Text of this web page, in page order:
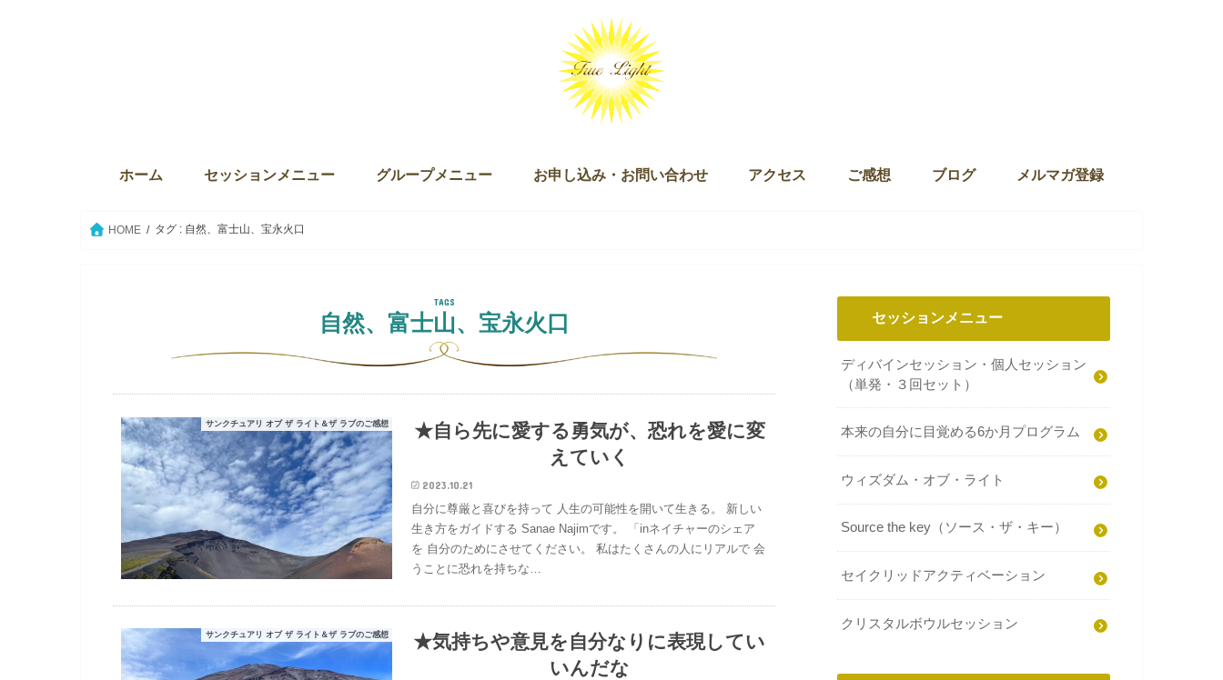
ホーム セッションメニュー グループメニュー お申し込み・お問い合わせ アクセス ご感想 ブログ メルマガ登録
HOME タグ : 自然、富士山、宝永火口
自然、富士山、宝永火口
サンクチュアリ オブ ザ ライト＆ザ ラブのご感想
★自ら先に愛する勇気が、恐れを愛に変
えていく
2023.10.21
自分に尊厳と喜びを持って 人生の可能性を開いて生きる。 新しい
生き方をガイドする Sanae Najimです。 「inネイチャーのシェア
を 自分のためにさせてください。 私はたくさんの人にリアルで 会
うことに恐れを持ちな…
サンクチュアリ オブ ザ ライト＆ザ ラブのご感想
★気持ちや意見を自分なりに表現してい
いんだな
セッションメニュー
ディバインセッション・個人セッション
（単発・３回セット）
本来の自分に目覚める6か月プログラム
ウィズダム・オブ・ライト
Source the key（ソース・ザ・キー）
セイクリッドアクティベーション
クリスタルボウルセッション